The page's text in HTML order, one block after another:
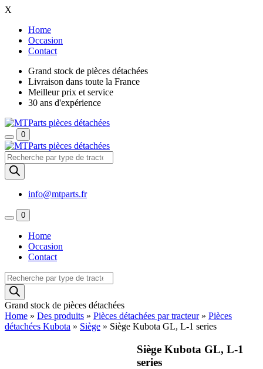
X
Home
Occasion
Contact
Grand stock de pièces détachées
Livraison dans toute la France
Meilleur prix et service
30 ans d'expérience
0
Recherche
de
produits
info@mtparts.fr
0
Home
Occasion
Contact
Recherche
de
produits
Grand stock de pièces détachées
Home » Des produits » Pièces détachées par tracteur» Pièces
détachées Kubota » Siège » Siège Kubota GL, L-1 series
Siège Kubota GL, L-1
series